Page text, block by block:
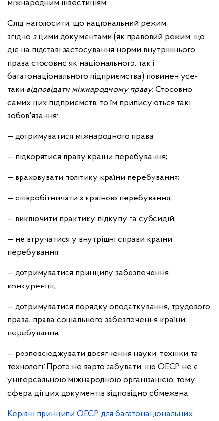
міжнародним інвестиціям.
Слід наголосити, що національний режим
згідно з цими до­кументами (як правовий режим, що
діє на підставі застосуван­ня норми внутрішнього
права стосовно як національного, так і
багатонаціонального підприємства) повинен усе-
таки відпові­дати міжнародному праву. Стосовно
самих цих підприємств, то їм приписуються такі
зобов'язання:
— дотримуватися міжнародного права;
— підкорятися праву країни перебування;
— враховувати політику країни перебування;
— співробітничати з країною перебування;
— виключити практику підкупу та субсидій;
— не втручатися у внутрішні справи країни
перебування;
— дотримуватися принципу забезпечення
конкуренції;
— дотримуватися порядку оподаткування, трудового
права, права соціального забезпечення країни
перебування;
— розповсюджувати досягнення науки, техніки та
технології.Проте не варто забувати, що ОЕСР не є
універсальною міжнародною організацією, тому
сфера дії цих документів відповідно обмежена.
Керівні принципи ОЕСР для багатонаціональних